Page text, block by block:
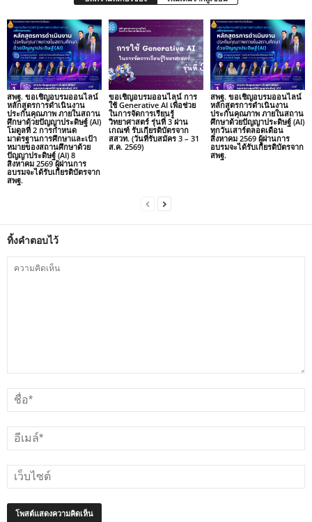
สพฐ. ขอเชิญอบรมออนไลน์
หลักสูตรการดำเนินงาน
ประกันคุณภาพ ภายในสถาน
ศึกษาด้วยปัญญาประดิษฐ์ (AI)
โมดูลที่ 2 การกำหนด
มาตรฐานการศึกษาและเป้า
หมายของสถานศึกษาด้วย
ปัญญาประดิษฐ์ (AI) 8
สิงหาคม 2569 ผู้ผ่านการ
อบรมจะได้รับเกียรติบัตรจาก
สพฐ.
ขอเชิญอบรมออนไลน์ การ
ใช้ Generative AI เพื่อช่วย
ในการจัดการเรียนรู้
วิทยาศาสตร์ รุ่นที่ 3 ผ่าน
เกณฑ์ รับเกียรติบัตรจาก
สสวท. (วันที่รับสมัคร 3 – 31
ส.ค. 2569)
สพฐ. ขอเชิญอบรมออนไลน์
หลักสูตรการดำเนินงาน
ประกันคุณภาพ ภายในสถาน
ศึกษาด้วยปัญญาประดิษฐ์ (AI)
ทุกวันเสาร์ตลอดเดือน
สิงหาคม 2569 ผู้ผ่านการ
อบรมจะได้รับเกียรติบัตรจาก
สพฐ.
ทิ้งคำตอบไว้